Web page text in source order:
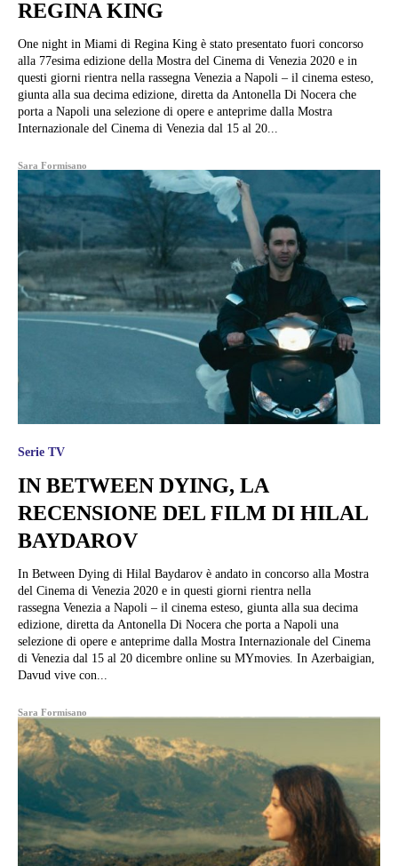
REGINA KING
One night in Miami di Regina King è stato presentato fuori concorso
alla 77esima edizione della Mostra del Cinema di Venezia 2020 e in
questi giorni rientra nella rassegna Venezia a Napoli – il cinema esteso,
giunta alla sua decima edizione, diretta da Antonella Di Nocera che
porta a Napoli una selezione di opere e anteprime dalla Mostra
Internazionale del Cinema di Venezia dal 15 al 20...
Sara Formisano
Serie TV
IN BETWEEN DYING, LA
RECENSIONE DEL FILM DI HILAL
BAYDAROV
In Between Dying di Hilal Baydarov è andato in concorso alla Mostra
del Cinema di Venezia 2020 e in questi giorni rientra nella
rassegna Venezia a Napoli – il cinema esteso, giunta alla sua decima
edizione, diretta da Antonella Di Nocera che porta a Napoli una
selezione di opere e anteprime dalla Mostra Internazionale del Cinema
di Venezia dal 15 al 20 dicembre online su MYmovies. In Azerbaigian,
Davud vive con...
Sara Formisano